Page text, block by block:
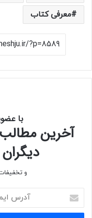
معرفی کتاب
با
آخرین
و
ایمیل
خود